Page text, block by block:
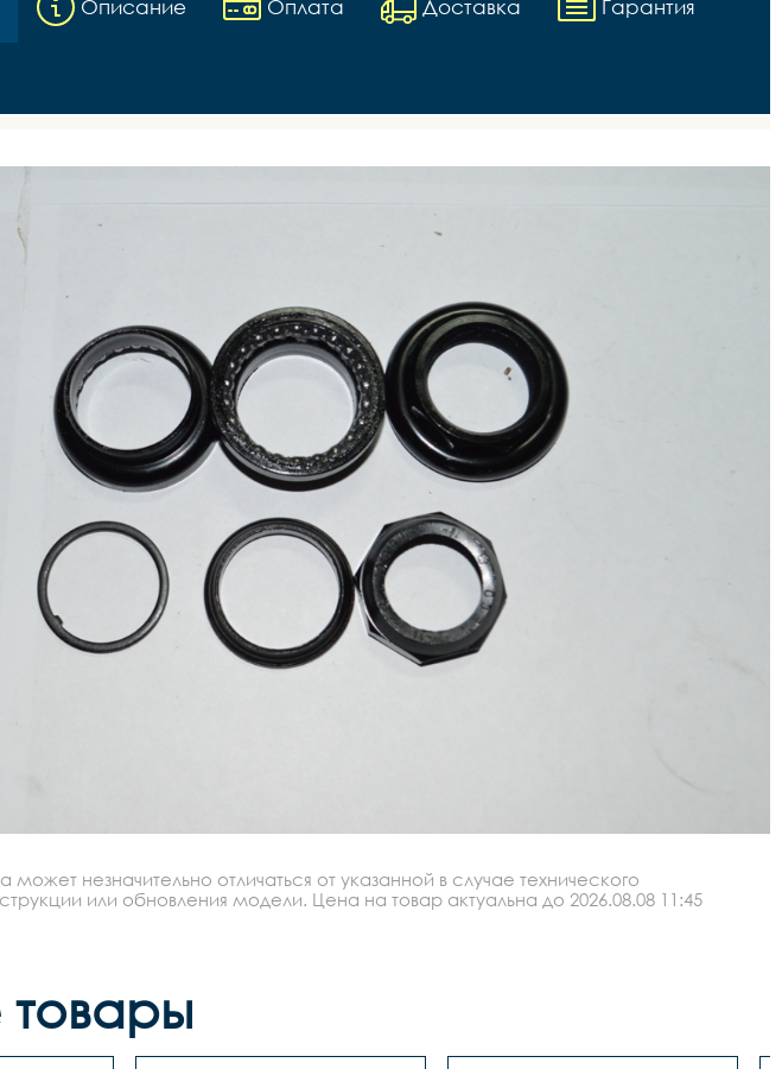
Описание Оплата Доставка Гарантия
незначительно отличаться от указанной в случае технического
или обновления модели. Цена на товар актуальна до 2026.08.08 11:45